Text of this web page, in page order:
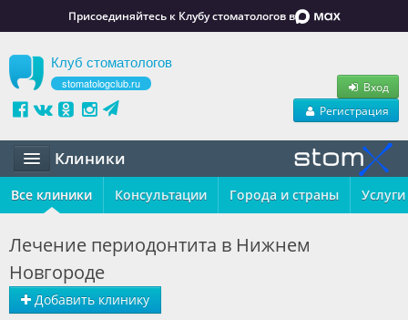
Присоединяйтесь к Клубу стоматологов в
Клуб стоматологов
stomatologclub.ru
Вход
Регистрация
Клиники
Статьи
Обучение
Вакансии
Все клиники Консультации Города и страны Услуги
Добавить клинику
Лечение периодонтита в Нижнем
Новгороде